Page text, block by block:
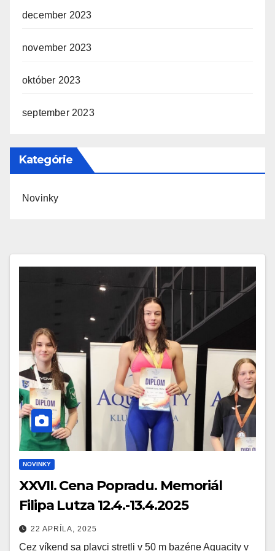
december 2023
november 2023
október 2023
september 2023
Kategórie
Novinky
NOVINKY
XXVII. Cena Popradu. Memoriál
Filipa Lutza 12.4.-13.4.2025
22 APRÍLA, 2025
Cez víkend sa plavci stretli v 50 m bazéne Aquacity v